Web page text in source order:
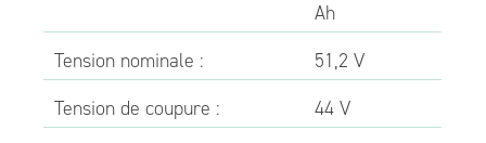
Ah
Tension nominale :
51,2 V
Tension de coupure :
44 V